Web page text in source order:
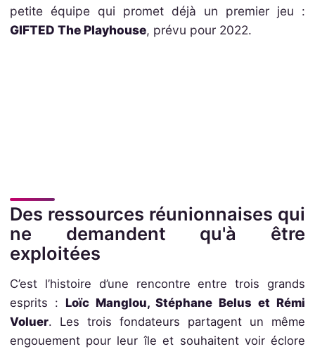
petite équipe qui promet déjà un premier jeu :
GIFTED The Playhouse, prévu pour 2022.
Des ressources réunionnaises qui
ne demandent qu'à être
exploitées
C’est l’histoire d’une rencontre entre trois grands
esprits : Loïc Manglou, Stéphane Belus et Rémi
Voluer. Les trois fondateurs partagent un même
engouement pour leur île et souhaitent voir éclore